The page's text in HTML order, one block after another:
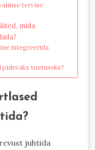
tervise
mida
integreerida
pidevaks toetuseks?
juhtida